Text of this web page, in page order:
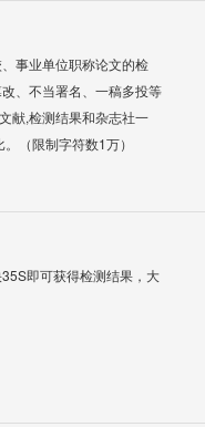
事业单位职称论文的检
、不当署名、一稿多投等
献,检测结果和杂志社一
（限制字符数1万）
即可获得检测结果，大